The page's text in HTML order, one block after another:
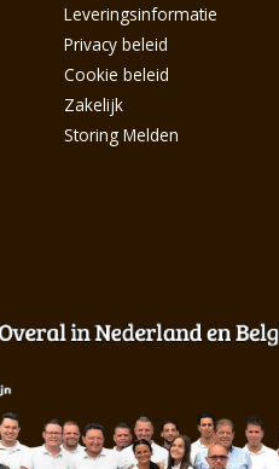
Leveringsinformatie
Privacy beleid
Cookie beleid
Zakelijk
Storing Melden